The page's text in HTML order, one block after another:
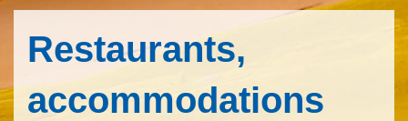
Restaurants,
accommodations